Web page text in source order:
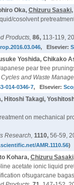
Oka, Chizuru Sasaki,
cosolvent
Products, 86, 113-119,
, Elsevier:
Yoshida, Chikako
pear tree
and Waste
014-0346-7, Elsevier:
Hitoshi Takagi,
on mechanical
Research, 1110, 56-59,
AMR.1110.56)
Kohara, Chizuru Sasaki
acetate ionic liquid
ofsugarcane